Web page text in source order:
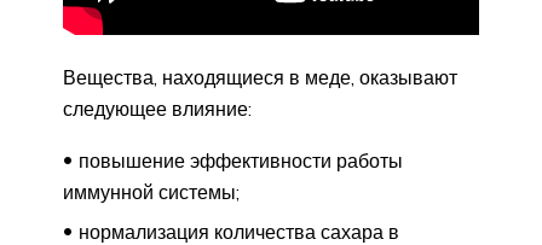
Вещества, находящиеся в меде, оказывают
следующее влияние:
повышение эффективности работы
иммунной системы;
нормализация количества сахара в